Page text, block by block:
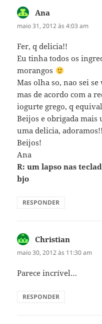
Ana
maio 31, 2012 às 4:03 am
Fer, q delicia!!
Eu tinha todos os
morangos
Mas olha so, nao sei
mas de acordo com a
iogurte grego, q
Beijos e obrigada
uma delicia, adoramos!!
Beijos!
Ana
R: um lapso nas
bjo
RESPONDER
Christian
maio 30, 2012 às 11:30 am
Parece incrível…
RESPONDER